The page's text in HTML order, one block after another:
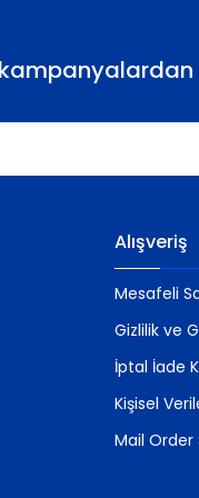
Gönder
Alışveriş
Mesafeli
Gizlilik ve
İptal İade
Kişisel
Mail Order